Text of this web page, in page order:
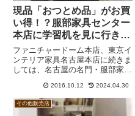
現品「おつとめ品」がお買
い得！？服部家具センター
本店に学習机を見に行きま
した
ファニチャードーム本店、東京イ
ンテリア家具名古屋本店に続きま
しては、名古屋の名門・服部家具
真新しい店舗のファニチャードー
ム本店や東京インテリア家具名古
屋本店とは異なり、服部家具セン
2016.10.12 2024.04.30
その他販売店